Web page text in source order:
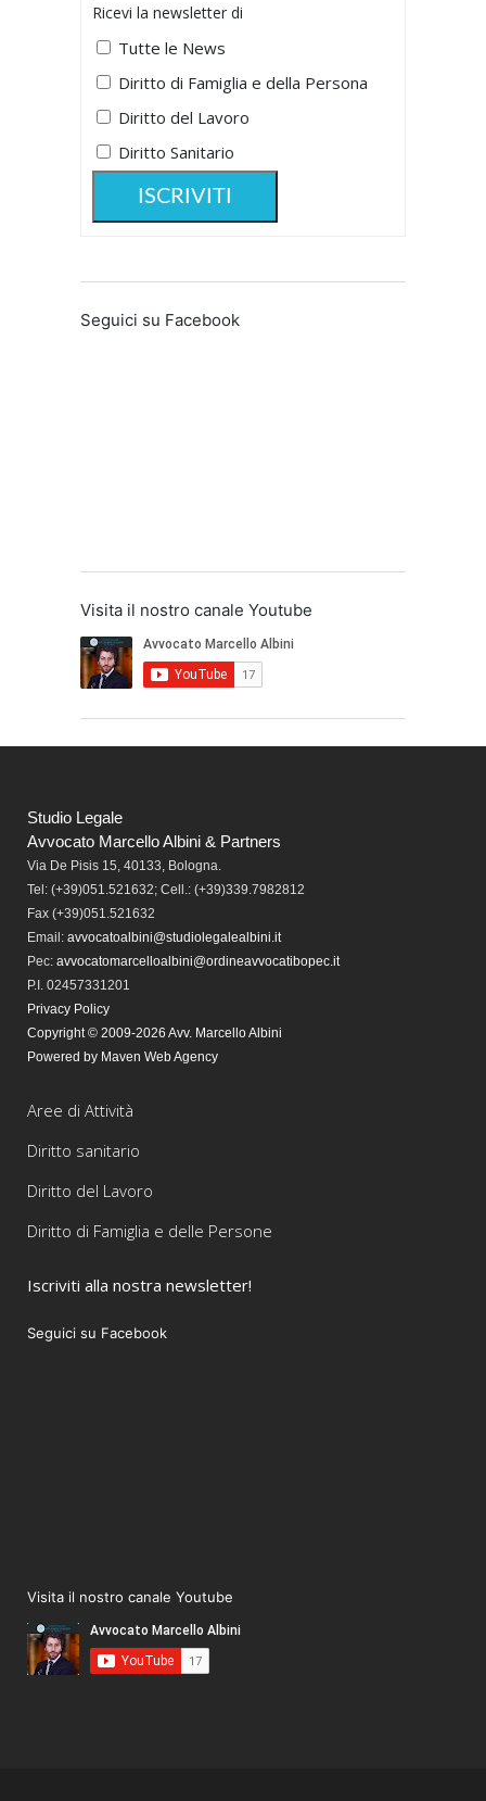
Ricevi la newsletter di
Tutte le News
Diritto di Famiglia e della Persona
Diritto del Lavoro
Diritto Sanitario
Seguici su Facebook
Visita il nostro canale Youtube
Studio Legale
Avvocato Marcello Albini & Partners
Via De Pisis 15, 40133, Bologna.
Tel: (+39)051.521632; Cell.: (+39)339.7982812
Fax (+39)051.521632
Email: avvocatoalbini@studiolegalealbini.it
Pec: avvocatomarcelloalbini@ordineavvocatibopec.it
P.I. 02457331201
Privacy Policy
Copyright © 2009-2026 Avv. Marcello Albini
Powered by Maven Web Agency
Aree di Attività
Diritto sanitario
Diritto del Lavoro
Diritto di Famiglia e delle Persone
Iscriviti alla nostra newsletter!
Seguici su Facebook
Visita il nostro canale Youtube